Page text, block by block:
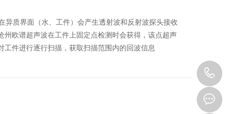
异质界面（水、工件）会产生透射波和反射波探头接收
欧谱超声波在工件上固定点检测时会获得，该点超声
件进行逐行扫描，获取扫描范围内的回波信息